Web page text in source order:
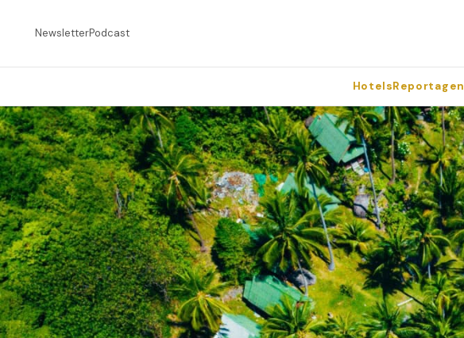
NewsletterPodcast
HotelsReportagen